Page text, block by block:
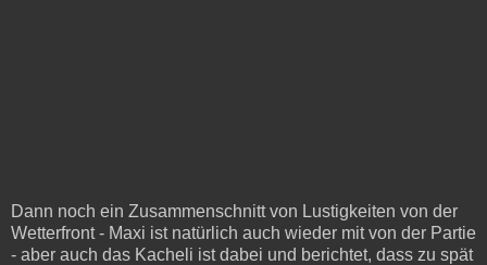
Dann noch ein Zusammenschnitt von Lustigkeiten von der
Wetterfront - Maxi ist natürlich auch wieder mit von der Partie
- aber auch das Kacheli ist dabei und berichtet, dass zu spät